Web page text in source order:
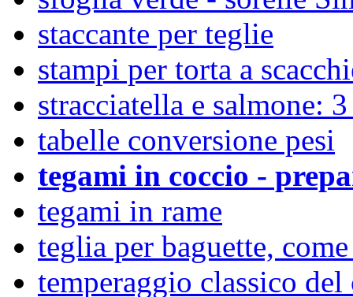
staccante per teglie
stampi per torta a
stracciatella e salmone:
tabelle conversione pesi
tegami in coccio -
tegami in rame
teglia per baguette,
temperaggio classico